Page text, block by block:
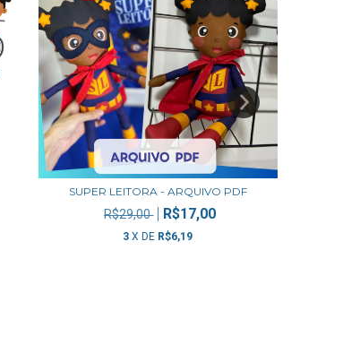
SUPER LEITORA - ARQUIVO PDF
R$29,00 R$17,00
3 X DE R$6,19